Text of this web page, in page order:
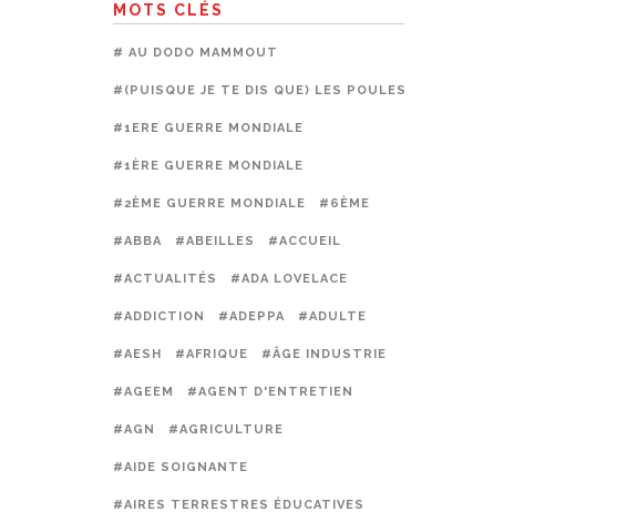
MOTS CLÉS
# AU DODO MAMMOUT
#(PUISQUE JE TE DIS QUE) LES POULES PRÉFÈRENT LES CAGES
#1ERE GUERRE MONDIALE
#1ÈRE GUERRE MONDIALE
#2ÈME GUERRE MONDIALE #6ÈME
#ABBA #ABEILLES #ACCUEIL
#ACTUALITÉS #ADA LOVELACE
#ADDICTION #ADEPPA #ADULTE
#AESH #AFRIQUE #ÂGE INDUSTRIE
#AGEEM #AGENT D'ENTRETIEN
#AGN #AGRICULTURE
#AIDE SOIGNANTE
#AIRES TERRESTRES ÉDUCATIVES